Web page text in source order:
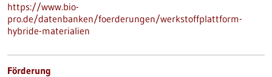
https://www.bio-
pro.de/datenbanken/foerderungen/werkstoffplattform-
hybride-materialien
Förderung